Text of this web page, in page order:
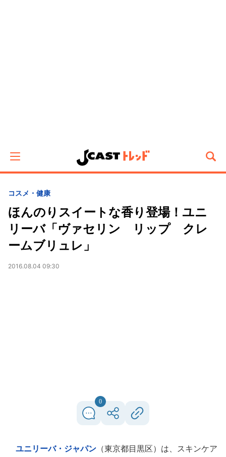
コスメ・健康
ほんのりスイートな香り登場！ユニ
リーバ「ヴァセリン リップ クレ
ームブリュレ」
2016.08.04 09:30
0
ユニリーバ・ジャパン （東京都目黒区）は、スキンケア